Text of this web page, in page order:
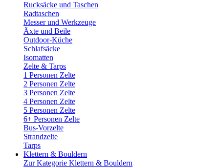
Rucksäcke und Taschen
Radtaschen
Messer und Werkzeuge
Äxte und Beile
Outdoor-Küche
Schlafsäcke
Isomatten
Zelte & Tarps
1 Personen Zelte
2 Personen Zelte
3 Personen Zelte
4 Personen Zelte
5 Personen Zelte
6+ Personen Zelte
Bus-Vorzelte
Strandzelte
Tarps
Klettern & Bouldern
Zur Kategorie Klettern & Bouldern